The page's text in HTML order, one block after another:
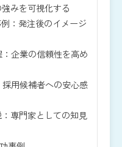
みを可視化する
：発注後のイメージ
企業の信頼性を高め
用候補者への安心感
専門家としての知見